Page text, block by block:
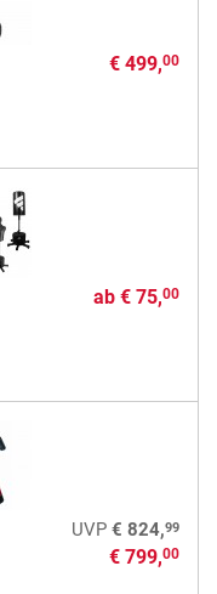
€ 499,00
ab € 75,00
UVP € 824,99
€ 799,00